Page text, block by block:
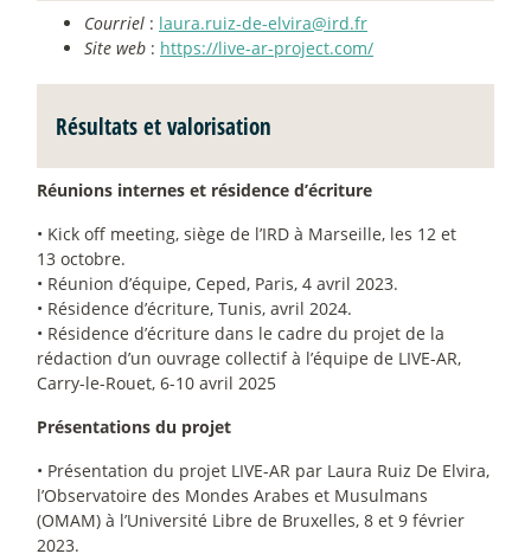
Courriel : laura.ruiz-de-elvira@ird.fr
Site web : https://live-ar-project.com/
Résultats et valorisation
Réunions internes et résidence d’écriture
• Kick off meeting, siège de l’IRD à Marseille, les 12 et
13 octobre.
• Réunion d’équipe, Ceped, Paris, 4 avril 2023.
• Résidence d’écriture, Tunis, avril 2024.
• Résidence d’écriture dans le cadre du projet de la
rédaction d’un ouvrage collectif à l’équipe de LIVE-AR,
Carry-le-Rouet, 6-10 avril 2025
Présentations du projet
• Présentation du projet LIVE-AR par Laura Ruiz De Elvira,
l’Observatoire des Mondes Arabes et Musulmans
(OMAM) à l’Université Libre de Bruxelles, 8 et 9 février
2023.